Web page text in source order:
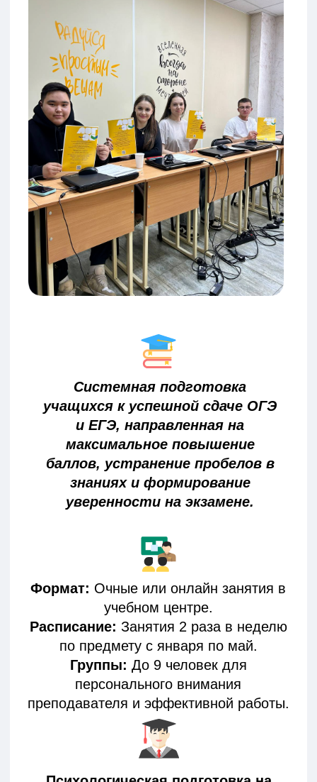
Психологическая подготовка на
курсе "Все получится!":
Тренировка тайм-менеджмента,
снижение стресса, знакомство с
процедурой экзамена.
ПРЕДМЕТНЫЕ КУРСЫ
КУРСЫ ДЛЯРАЗВИТИЯ
КУРСЫ ПОДГОТОВКИ
К ПЕРЕСДАЧЕ ОГЭ
ИСКУССТВЕННЫЙ ИНТЕЛЛЕКТ
ДЛЯ УСПЕШНОЙ УЧЕБЫ
ЛЕТНИЕ
ПРОГРАММЫ
Оставьте заявку, и мы свяжемся с
Вами в ближайшее время!
ЗАПИШИТЕСЬ
НА БЕСПЛАТНУЮ
КОНСУЛЬТАЦИЮ